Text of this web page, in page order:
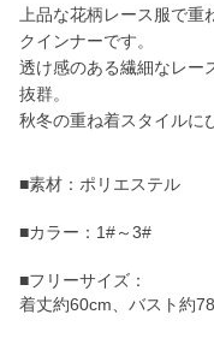
上品な花柄レース服で
クインナーです。
透け感のある繊細なレー
抜群。
秋冬の重ね着スタイルに
■素材：ポリエステル
■カラー：1#～3#
■フリーサイズ：
着丈約60cm、バスト約